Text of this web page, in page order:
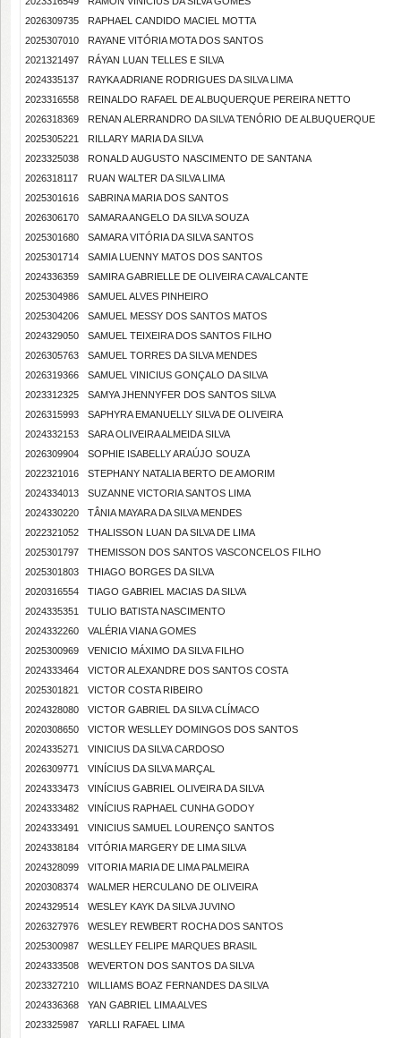
2026309735
RAPHAEL CANDIDO MACIEL MOTTA
2025307010
RAYANE VITÓRIA MOTA DOS SANTOS
2021321497
RÁYAN LUAN TELLES E SILVA
2024335137
RAYKA ADRIANE RODRIGUES DA SILVA LIMA
2023316558
REINALDO RAFAEL DE ALBUQUERQUE PEREIRA NETTO
2026318369
RENAN ALERRANDRO DA SILVA TENÓRIO DE ALBUQUERQUE
2025305221
RILLARY MARIA DA SILVA
2023325038
RONALD AUGUSTO NASCIMENTO DE SANTANA
2026318117
RUAN WALTER DA SILVA LIMA
2025301616
SABRINA MARIA DOS SANTOS
2026306170
SAMARA ANGELO DA SILVA SOUZA
2025301680
SAMARA VITÓRIA DA SILVA SANTOS
2025301714
SAMIA LUENNY MATOS DOS SANTOS
2024336359
SAMIRA GABRIELLE DE OLIVEIRA CAVALCANTE
2025304986
SAMUEL ALVES PINHEIRO
2025304206
SAMUEL MESSY DOS SANTOS MATOS
2024329050
SAMUEL TEIXEIRA DOS SANTOS FILHO
2026305763
SAMUEL TORRES DA SILVA MENDES
2026319366
SAMUEL VINICIUS GONÇALO DA SILVA
2023312325
SAMYA JHENNYFER DOS SANTOS SILVA
2026315993
SAPHYRA EMANUELLY SILVA DE OLIVEIRA
2024332153
SARA OLIVEIRA ALMEIDA SILVA
2026309904
SOPHIE ISABELLY ARAÚJO SOUZA
2022321016
STEPHANY NATALIA BERTO DE AMORIM
2024334013
SUZANNE VICTORIA SANTOS LIMA
2024330220
TÂNIA MAYARA DA SILVA MENDES
2022321052
THALISSON LUAN DA SILVA DE LIMA
2025301797
THEMISSON DOS SANTOS VASCONCELOS FILHO
2025301803
THIAGO BORGES DA SILVA
2020316554
TIAGO GABRIEL MACIAS DA SILVA
2024335351
TULIO BATISTA NASCIMENTO
2024332260
VALÉRIA VIANA GOMES
2025300969
VENICIO MÁXIMO DA SILVA FILHO
2024333464
VICTOR ALEXANDRE DOS SANTOS COSTA
2025301821
VICTOR COSTA RIBEIRO
2024328080
VICTOR GABRIEL DA SILVA CLÍMACO
2020308650
VICTOR WESLLEY DOMINGOS DOS SANTOS
2024335271
VINICIUS DA SILVA CARDOSO
2026309771
VINÍCIUS DA SILVA MARÇAL
2024333473
VINÍCIUS GABRIEL OLIVEIRA DA SILVA
2024333482
VINÍCIUS RAPHAEL CUNHA GODOY
2024333491
VINICIUS SAMUEL LOURENÇO SANTOS
2024338184
VITÓRIA MARGERY DE LIMA SILVA
2024328099
VITORIA MARIA DE LIMA PALMEIRA
2020308374
WALMER HERCULANO DE OLIVEIRA
2024329514
WESLEY KAYK DA SILVA JUVINO
2026327976
WESLEY REWBERT ROCHA DOS SANTOS
2025300987
WESLLEY FELIPE MARQUES BRASIL
2024333508
WEVERTON DOS SANTOS DA SILVA
2023327210
WILLIAMS BOAZ FERNANDES DA SILVA
2024336368
YAN GABRIEL LIMA ALVES
2023325987
YARLLI RAFAEL LIMA